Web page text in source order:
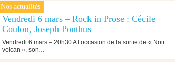
Nos actualités
5 mars 2020
Vendredi 6 mars – Rock in Prose : Cécile
Coulon, Joseph Ponthus
Vendredi 6 mars – 20h30 A l’occasion de la sortie de « Noir
volcan », son…